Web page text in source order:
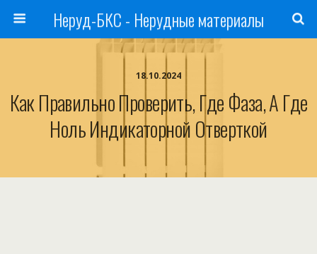
Неруд-БКС - Нерудные материалы
18.10.2024
Как Правильно Проверить, Где Фаза, А Где
Ноль Индикаторной Отверткой